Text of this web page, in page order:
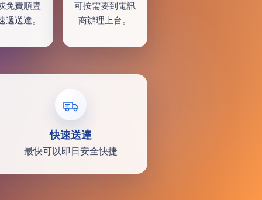
免費順豐
遞送達。
可按需要到電訊
商辦理上台。
快速送達
最快可以即日安全快捷